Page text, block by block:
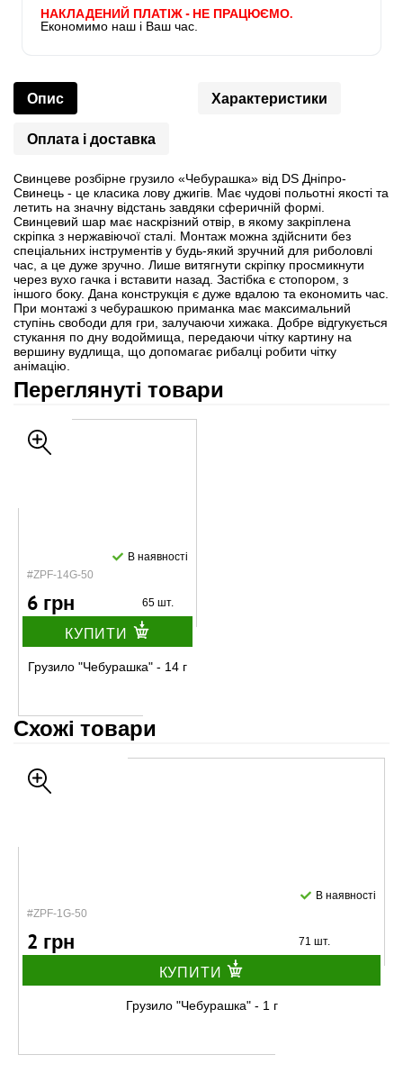
НАКЛАДЕНИЙ ПЛАТІЖ - НЕ ПРАЦЮЄМО.
Економимо наш і Ваш час.
Опис Характеристики
Оплата і доставка
Свинцеве розбірне грузило «Чебурашка» від DS Дніпро-
Свинець - це класика лову джигів. Має чудові польотні якості та
летить на значну відстань завдяки сферичній формі.
Свинцевий шар має наскрізний отвір, в якому закріплена
скріпка з нержавіючої сталі. Монтаж можна здійснити без
спеціальних інструментів у будь-який зручний для риболовлі
час, а це дуже зручно. Лише витягнути скріпку просмикнути
через вухо гачка і вставити назад. Застібка є стопором, з
іншого боку. Дана конструкція є дуже вдалою та економить час.
При монтажі з чебурашкою приманка має максимальний
ступінь свободи для гри, залучаючи хижака. Добре відгукується
стукання по дну водоймища, передаючи чітку картину на
вершину вудлища, що допомагає рибалці робити чітку
анімацію.
Переглянуті товари
#ZPF-14G-50
В наявності
6 грн 65 шт.
КУПИТИ
Грузило "Чебурашка" - 14 г
Схожі товари
#ZPF-1G-50
В наявності
2 грн 71 шт.
КУПИТИ
Грузило "Чебурашка" - 1 г